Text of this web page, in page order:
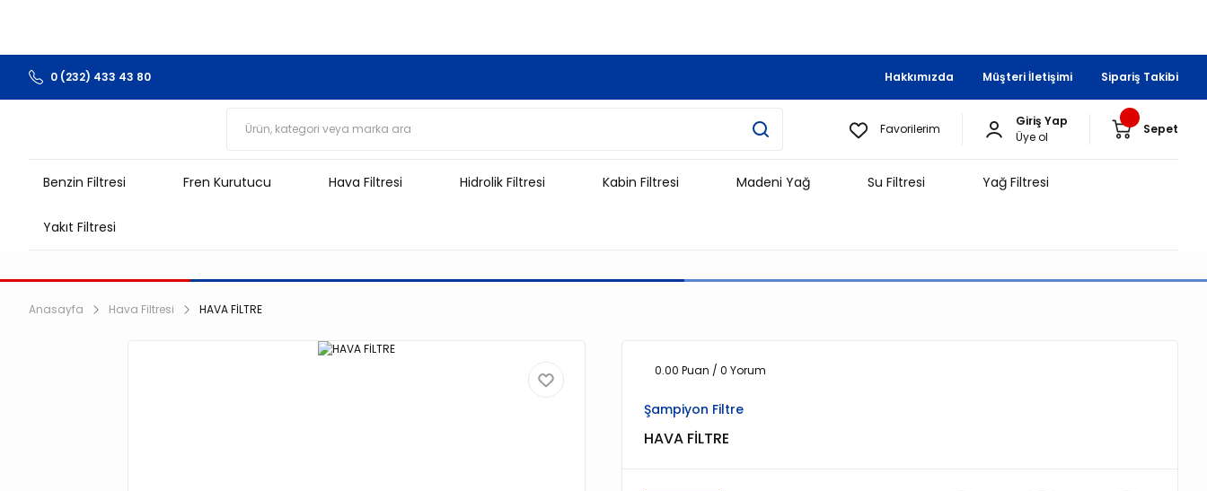
0 (232) 433 43 80 Hakkımızda Müşteri İletişimi Sipariş Takibi
Favorilerim
Giriş Yap
Üye ol
Sepet
Benzin Filtresi Fren Kurutucu Hava Filtresi Hidrolik Filtresi Kabin Filtresi Madeni Yağ Su Filtresi Yağ Filtresi
Yakıt Filtresi
Anasayfa Hava Filtresi HAVA FİLTRE
0.00 Puan / 0 Yorum
Şampiyon Filtre
HAVA FİLTRE